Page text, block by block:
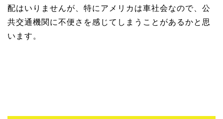
配はいりませんが、特にアメリカは車社会なので、公
共交通機関に不便さを感じてしまうことがあるかと思
います。